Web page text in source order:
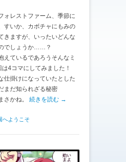
ォレストファーム、季節に
すいか、カボチャにもみの
きますが、いったいどんな
でしょうか……？
えているであろうそんなミ
4コマにしてみました！
仕掛けになっていたとした
まだ知られざる秘密
かね。 続きを読む →
へようこそ